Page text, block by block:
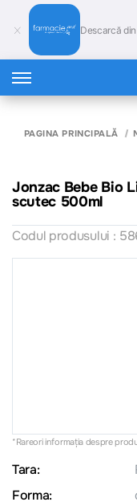
Descarcă
PAGINA PRINCIPALĂ
Jonzac Bebe Bio
scutec 500ml
Codul produsului :
*Rareori informația despre
Tara:
Forma: